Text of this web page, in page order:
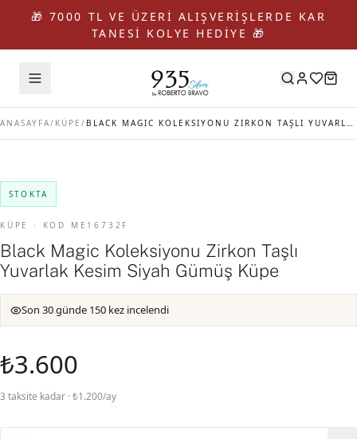
🎁 7000 TL VE ÜZERİ ALIŞVERİŞLERDE KAR
TANESİ KOLYE HEDİYE 🎁
ANASAYFA/ KÜPE / BLACK MAGIC KOLEKSIYONU ZIRKON TAŞLI YUVARLAK KESIM SIYAH GÜMÜŞ KÜPE
STOKTA
KÜPE · KOD ME16732F
Black Magic Koleksiyonu Zirkon Taşlı
Yuvarlak Kesim Siyah Gümüş Küpe
Son 30 günde 150 kez incelendi
₺3.600
3 taksite kadar · ₺1.200/ay